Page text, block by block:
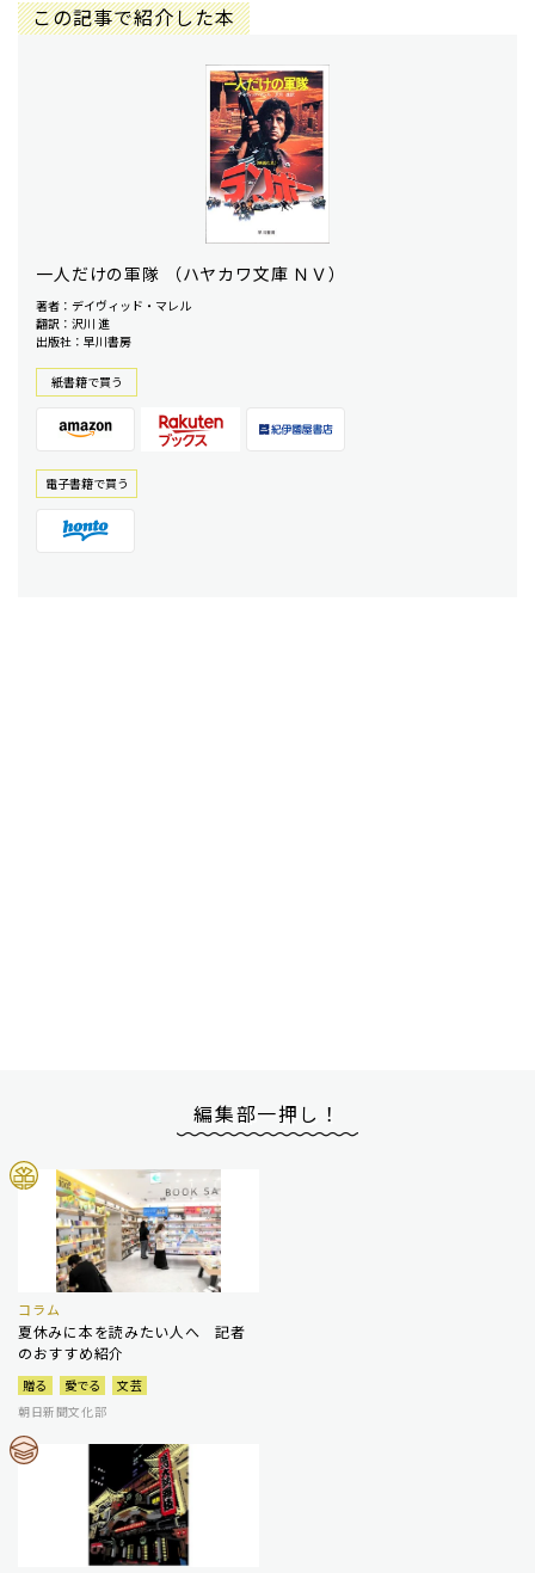
この記事で紹介した本
一人だけの軍隊 （ハヤカワ文庫 ＮＶ）
著者：デイヴィッド・マレル
翻訳：沢川 進
出版社：早川書房
紙書籍で買う
電⼦書籍で買う
編集部一押し！
コラム
夏休みに本を読みたい人へ 記者
のおすすめ紹介
贈る 愛でる
文芸
朝日新聞文化部